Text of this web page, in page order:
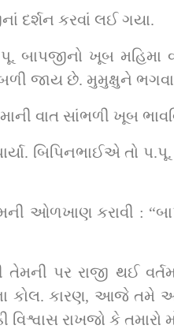
દર્શન કરવાં લઈ ગયા.
બાપજીનો ખૂબ મહિમા
બળી જાય છે. મુમુક્ષુને
વાત સાંભળી ખૂબ
બિપિનભાઈએ તો પ.પૂ.
ઓળખાણ કરાવી :
પર રાજી થઈ
કારણ, આજે તમે
રાખજો કે તમારો